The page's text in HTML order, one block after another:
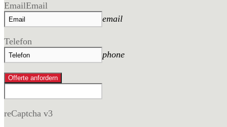
EmailEmail
email
Telefon
phone
Offerte anfordern
reCaptcha v3